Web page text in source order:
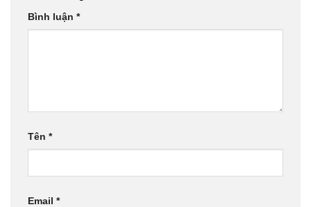
Bình luận *
Tên *
Email *